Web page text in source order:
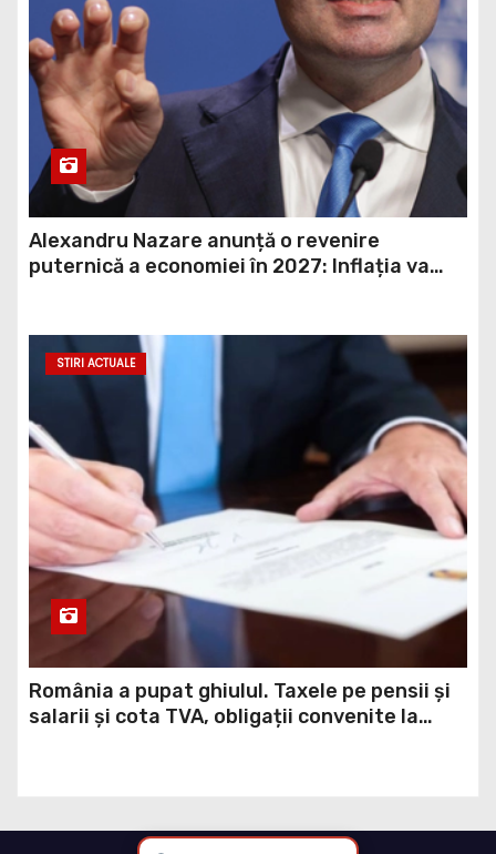
Alexandru Nazare anunță o revenire
puternică a economiei în 2027: Inflația va
STIRI ACTUALE
România a pupat ghiulul. Taxele pe pensii și
salarii și cota TVA, obligații convenite la